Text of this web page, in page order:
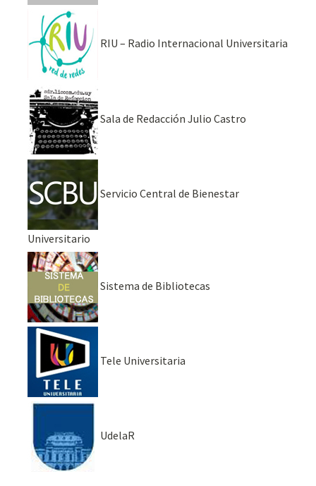
RIU – Radio Internacional Universitaria
Sala de Redacción Julio Castro
Servicio Central de Bienestar
Universitario
Sistema de Bibliotecas
Tele Universitaria
UdelaR